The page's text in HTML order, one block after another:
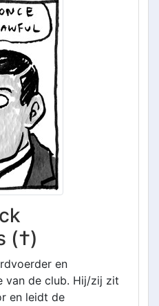
(†)
en
van de club. Hij/zij zit
en leidt de